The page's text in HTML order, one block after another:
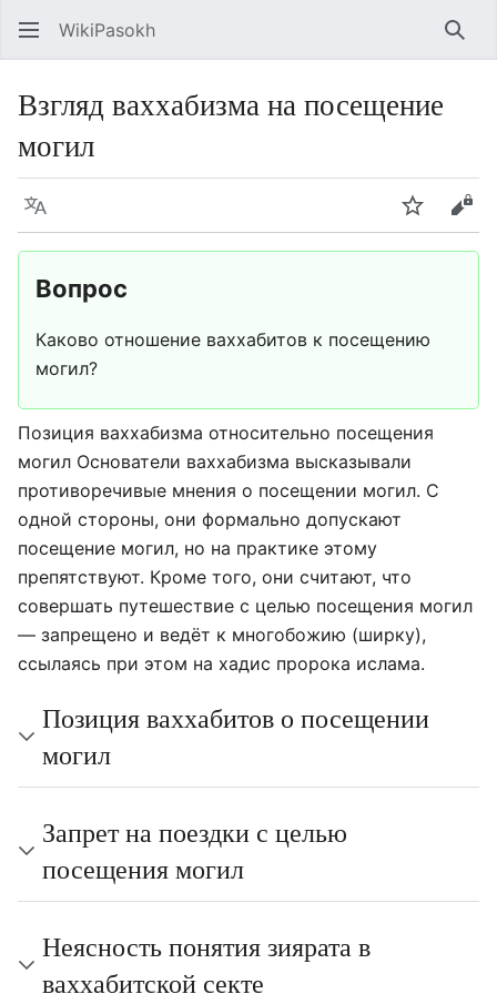
WikiPasokh
Взгляд ваххабизма на посещение
могил
Язык Следить
Вопрос
Каково отношение ваххабитов к посещению
могил?
Позиция ваххабизма относительно посещения
могил Основатели ваххабизма высказывали
противоречивые мнения о посещении могил. С
одной стороны, они формально допускают
посещение могил, но на практике этому
препятствуют. Кроме того, они считают, что
совершать путешествие с целью посещения могил
— запрещено и ведёт к многобожию (ширку),
ссылаясь при этом на хадис пророка ислама.
Позиция ваххабитов о посещении
могил
Запрет на поездки с целью
посещения могил
Неясность понятия зиярата в
ваххабитской секте